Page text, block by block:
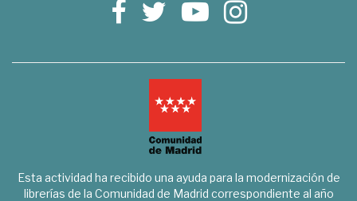
Esta actividad ha recibido una ayuda para la modernización de
librerías de la Comunidad de Madrid correspondiente al año